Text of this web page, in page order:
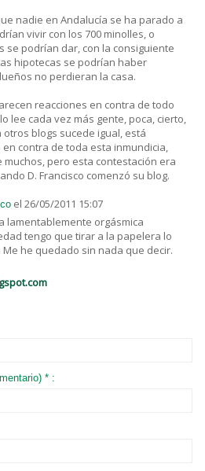
nadie en Andalucía se ha parado a
vivir con los 700 minolles, o
se podrían dar, con la consiguiente
hipotecas se podrían haber
no perdieran la casa.
reacciones en contra de todo
lee cada vez más gente, poca, cierto,
blogs sucede igual, está
contra de toda esta inmundicia,
pero esta contestación era
D. Francisco comenzó su blog.
el 26/05/2011 15:07
lamentablemente orgásmica
tengo que tirar a la papelera lo
he quedado sin nada que decir.
* :